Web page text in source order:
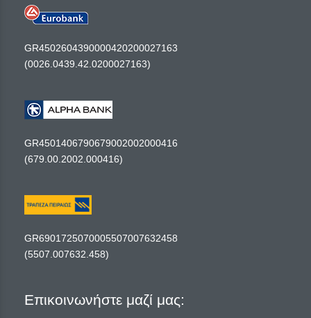
GR4502604390000420200027163
(0026.0439.42.0200027163)
GR4501406790679002002000416
(679.00.2002.000416)
GR6901725070005507007632458
(5507.007632.458)
Επικοινωνήστε μαζί μας: